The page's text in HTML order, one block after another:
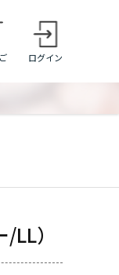
ログイン
）